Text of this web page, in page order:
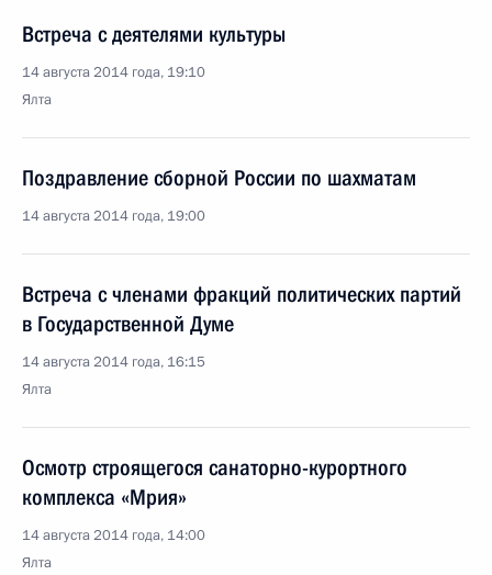
Встреча с деятелями культуры
14 августа 2014 года, 19:10
Ялта
Поздравление сборной России по шахматам
14 августа 2014 года, 19:00
Встреча с членами фракций политических партий
в Государственной Думе
14 августа 2014 года, 16:15
Ялта
Осмотр строящегося санаторно-курортного
комплекса «Мрия»
14 августа 2014 года, 14:00
Ялта